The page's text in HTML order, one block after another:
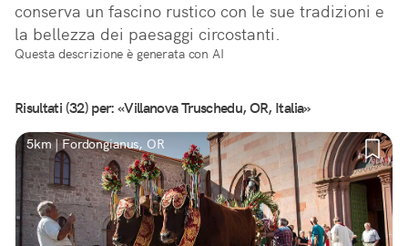
conserva un fascino rustico con le sue tradizioni e
la bellezza dei paesaggi circostanti.
Questa descrizione è generata con AI
Risultati (32) per: «Villanova Truschedu, OR, Italia»
5km | Fordongianus, OR